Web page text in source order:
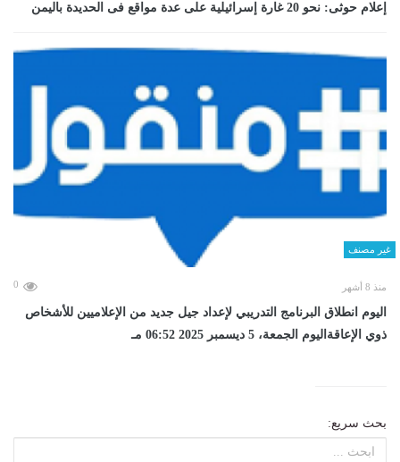
إعلام حوثى: نحو 20 غارة إسرائيلية على عدة مواقع فى الحديدة باليمن
غير مصنف
منذ 8 أشهر 0
اليوم انطلاق البرنامج التدريبي لإعداد جيل جديد من الإعلاميين للأشخاص
ذوي الإعاقةاليوم الجمعة، 5 ديسمبر 2025 06:52 مـ
بحث سريع: